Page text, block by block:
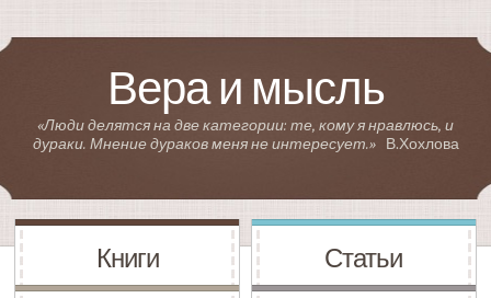
Вера и мысль
«Люди делятся на две категории: те, кому я нравлюсь, и
дураки. Мнение дураков меня не интересует.»
В.Хохлова
Книги Статьи